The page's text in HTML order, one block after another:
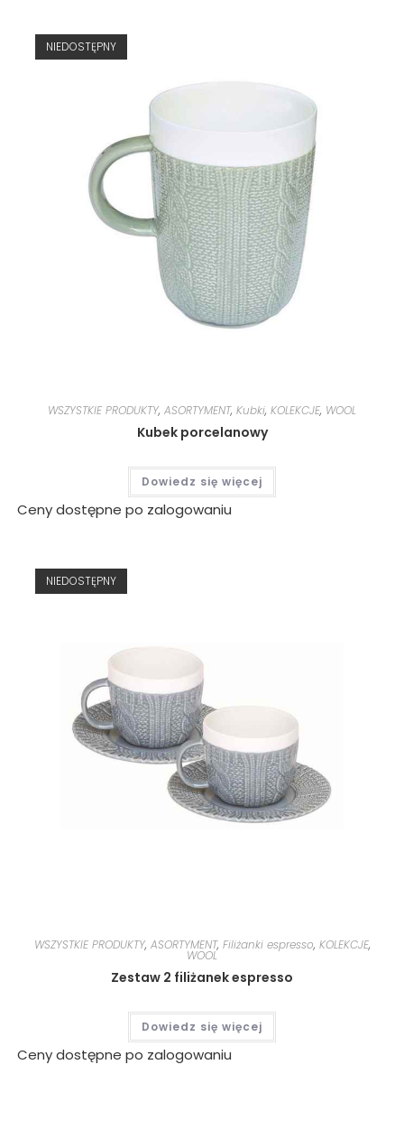
NIEDOSTĘPNY
WSZYSTKIE PRODUKTY, ASORTYMENT, Kubki, KOLEKCJE, WOOL
Kubek porcelanowy
Dowiedz się więcej
Ceny dostępne po zalogowaniu
NIEDOSTĘPNY
WSZYSTKIE PRODUKTY, ASORTYMENT, Filiżanki espresso, KOLEKCJE,
WOOL
Zestaw 2 filiżanek espresso
Dowiedz się więcej
Ceny dostępne po zalogowaniu